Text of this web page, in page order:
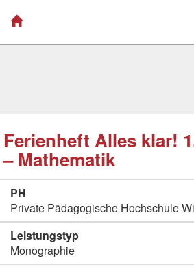
Ferienheft Alles klar!
– Mathematik
PH
Private Pädagogische Hochschule
Leistungstyp
Monographie